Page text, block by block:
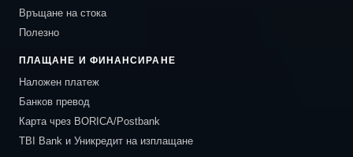
Връщане на стока
Полезно
ПЛАЩАНЕ И ФИНАНСИРАНЕ
Наложен платеж
Банков превод
Карта чрез BORICA/Postbank
TBI Bank и Уникредит на изплащане